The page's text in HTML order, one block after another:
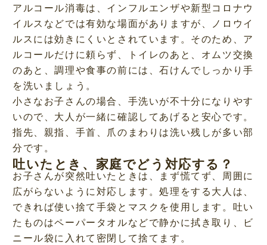
アルコール消毒は、インフルエンザや新型コロナウ
イルスなどでは有効な場面がありますが、ノロウイ
ルスには効きにくいとされています。そのため、ア
ルコールだけに頼らず、トイレのあと、オムツ交換
のあと、調理や食事の前には、石けんでしっかり手
を洗いましょう。
小さなお子さんの場合、手洗いが不十分になりやす
いので、大人が一緒に確認してあげると安心です。
指先、親指、手首、爪のまわりは洗い残しが多い部
分です。
吐いたとき、家庭でどう対応する？
お子さんが突然吐いたときは、まず慌てず、周囲に
広がらないように対応します。処理をする大人は、
できれば使い捨て手袋とマスクを使用します。吐い
たものはペーパータオルなどで静かに拭き取り、ビ
ニール袋に入れて密閉して捨てます。